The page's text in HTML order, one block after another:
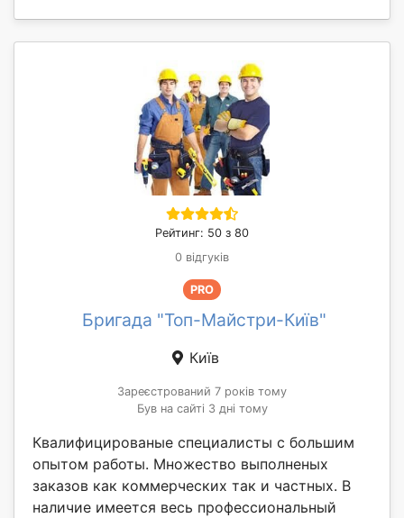
Рейтинг: 50 з 80
0 відгуків
PRO
Бригада "Топ-Майстри-Київ"
Київ
Зареєстрований 7 років тому
Був на сайті 3 дні тому
Квалифицированые специалисты с большим
опытом работы. Множество выполненых
заказов как коммерческих так и частных. В
наличие имеется весь профессиональный